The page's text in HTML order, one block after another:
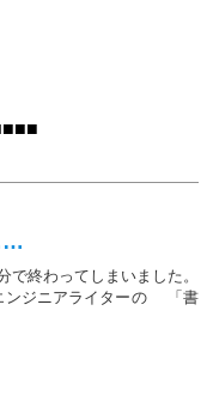
終わってしまいました。
アライターの 「書